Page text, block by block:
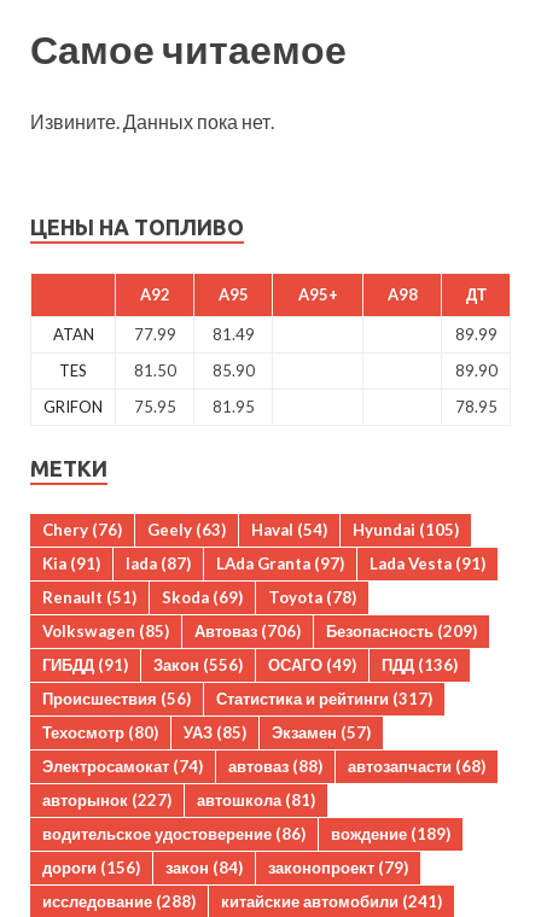
Самое читаемое
Извините. Данных пока нет.
ЦЕНЫ НА ТОПЛИВО
A92 A95 A95+ A98 ДТ
ATAN 77.99 81.49
89.99
TES
81.50 85.90
89.90
GRIFON
75.95 81.95 78.95
МЕТКИ
Chery (76) Geely (63) Haval (54) Hyundai (105)
Kia (91) lada (87) LAda Granta (97) Lada Vesta (91)
Renault (51) Skoda (69) Toyota (78)
Volkswagen (85) Автоваз (706) Безопасность (209)
ГИБДД (91) Закон (556) ОСАГО (49) ПДД (136)
Происшествия (56) Статистика и рейтинги (317)
Техосмотр (80) УАЗ (85) Экзамен (57)
Электросамокат (74) автоваз (88) автозапчасти (68)
авторынок (227) автошкола(81)
водительское удостоверение (86) вождение (189)
дороги (156) закон (84) законопроект (79)
исследование (288) китайские автомобили (241)